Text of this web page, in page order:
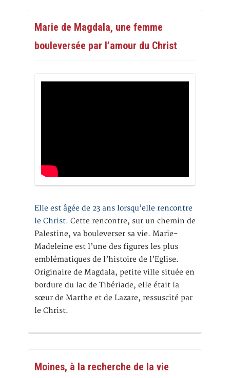
Marie de Magdala, une femme
bouleversée par l’amour du Christ
Elle est âgée de 23 ans lorsqu’elle rencontre
le Christ. Cette rencontre, sur un chemin de
Palestine, va bouleverser sa vie. Marie-
Madeleine est l’une des figures les plus
emblématiques de l’histoire de l’Eglise.
Originaire de Magdala, petite ville située en
bordure du lac de Tibériade, elle était la
sœur de Marthe et de Lazare, ressuscité par
le Christ.
Moines, à la recherche de la vie